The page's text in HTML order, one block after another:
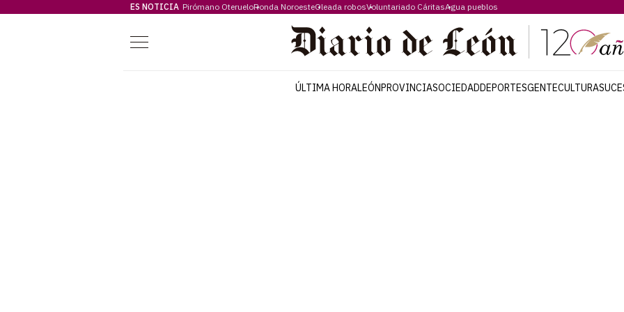
ES NOTICIA Pirómano OterueloRonda NoroesteOleada robosVoluntariado CáritasAgua pueblos
Menú
ÚLTIMA HORALEÓNPROVINCIASOCIEDADDEPORTESGENTECULTURA